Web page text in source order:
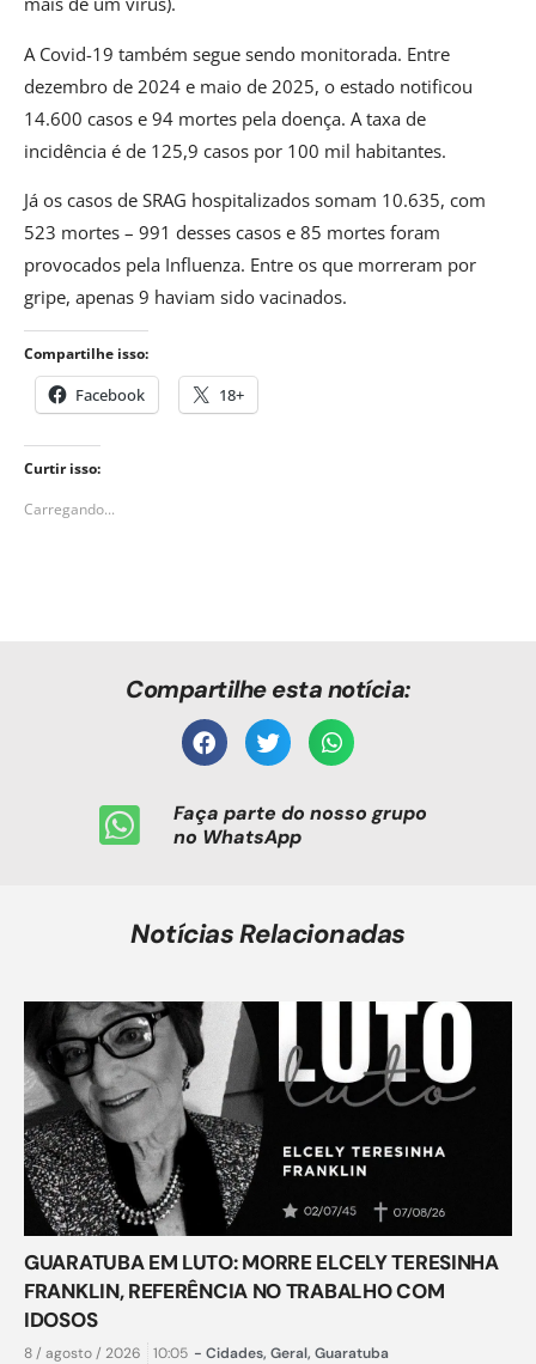
A Covid-19 também segue sendo monitorada. Entre
dezembro de 2024 e maio de 2025, o estado notificou
14.600 casos e 94 mortes pela doença. A taxa de
incidência é de 125,9 casos por 100 mil habitantes.
Já os casos de SRAG hospitalizados somam 10.635, com
523 mortes – 991 desses casos e 85 mortes foram
provocados pela Influenza. Entre os que morreram por
gripe, apenas 9 haviam sido vacinados.
Compartilhe isso:
Facebook 18+
Curtir isso:
Carregando...
Compartilhe esta notícia:
Faça parte do nosso grupo
no WhatsApp
Notícias Relacionadas
GUARATUBA EM LUTO: MORRE ELCELY TERESINHA
FRANKLIN, REFERÊNCIA NO TRABALHO COM
IDOSOS
8 / agosto / 2026 10:05 - Cidades, Geral, Guaratuba